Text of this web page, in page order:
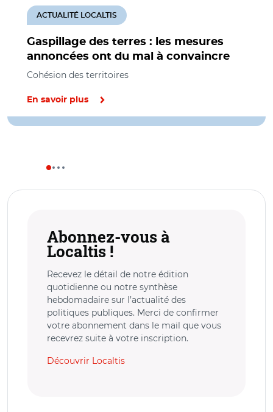
Gaspillage des terres : les mesures
annoncées ont du mal à convaincre
ACTUALITÉ LOCALTIS
Cohésion des territoires
En savoir plus
Abonnez-vous à
Localtis !
Recevez le détail de notre édition
quotidienne ou notre synthèse
hebdomadaire sur l’actualité des
politiques publiques. Merci de confirmer
votre abonnement dans le mail que vous
recevrez suite à votre inscription.
Découvrir Localtis